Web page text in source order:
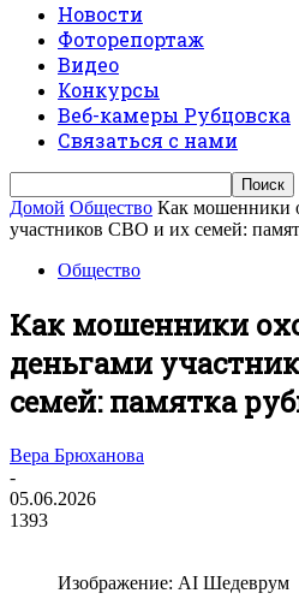
Новости
Фоторепортаж
Видео
Конкурсы
Веб-камеры Рубцовска
Связаться с нами
Домой Общество Как мошенники
участников СВО и их семей:
Общество
Как мошенники
деньгами
семей: памятка
Вера Брюханова
-
05.06.2026
1393
Изображение: AI Шедеврум